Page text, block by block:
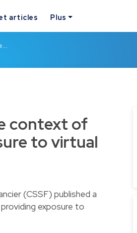
articles Plus
context of
to virtual
(CSSF) published a
exposure to